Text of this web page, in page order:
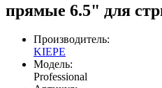
прямые 6.5" для
Производитель:
KIEPE
Модель:
Professional